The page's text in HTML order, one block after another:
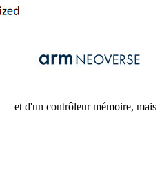
— et d'un contrôleur mémoire, mais